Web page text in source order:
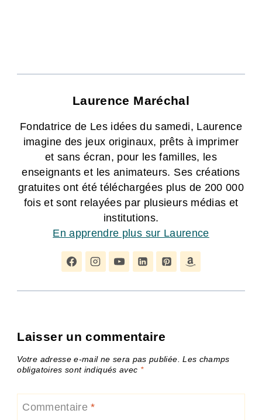
Laurence Maréchal
Fondatrice de Les idées du samedi, Laurence
imagine des jeux originaux, prêts à imprimer
et sans écran, pour les familles, les
enseignants et les animateurs. Ses créations
gratuites ont été téléchargées plus de 200 000
fois et sont relayées par plusieurs médias et
institutions.
En apprendre plus sur Laurence
Laisser un commentaire
Votre adresse e-mail ne sera pas publiée. Les champs
obligatoires sont indiqués avec *
Commentaire*